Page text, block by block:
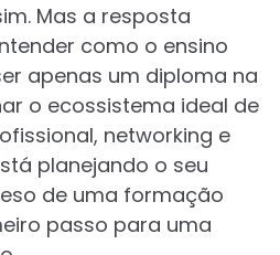
Mas a resposta
como o ensino
apenas um diploma na
o ecossistema ideal de
networking e
planejando o seu
de uma formação
passo para uma